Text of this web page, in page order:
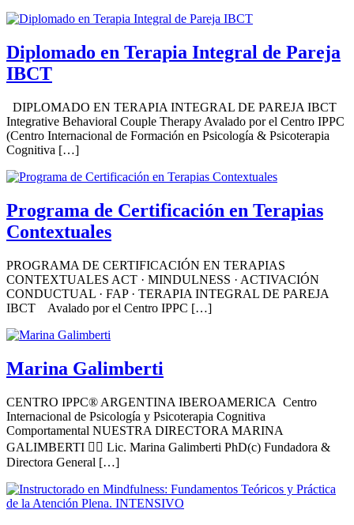
Diplomado en Terapia Integral de Pareja
IBCT
DIPLOMADO EN TERAPIA INTEGRAL DE PAREJA IBCT
Integrative Behavioral Couple Therapy Avalado por el Centro IPPC
(Centro Internacional de Formación en Psicología & Psicoterapia
Cognitiva […]
Programa de Certificación en Terapias
Contextuales
PROGRAMA DE CERTIFICACIÓN EN TERAPIAS
CONTEXTUALES ACT · MINDULNESS · ACTIVACIÓN
CONDUCTUAL · FAP · TERAPIA INTEGRAL DE PAREJA
IBCT Avalado por el Centro IPPC […]
Marina Galimberti
CENTRO IPPC® ARGENTINA IBEROAMERICA Centro
Internacional de Psicología y Psicoterapia Cognitiva
Comportamental NUESTRA DIRECTORA MARINA
GALIMBERTI 👩‍⚕️ Lic. Marina Galimberti PhD(c) Fundadora &
Directora General […]